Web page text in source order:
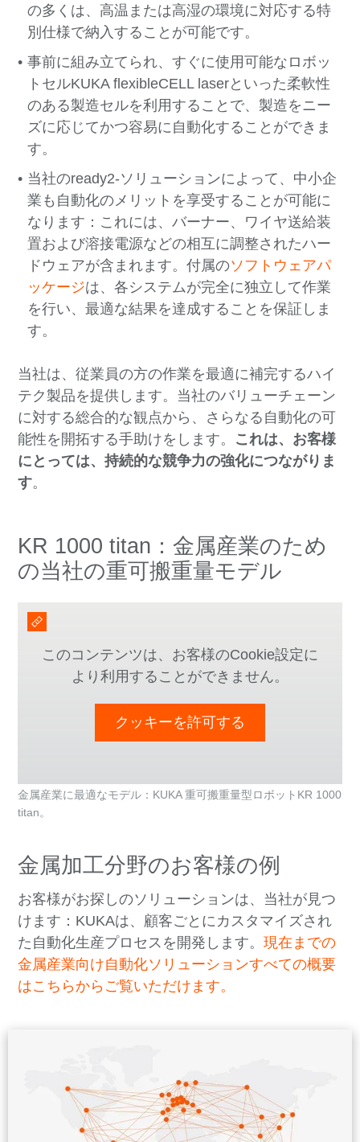
の多くは、高温または高湿の環境に対応する特
別仕様で納入することが可能です。
事前に組み立てられ、すぐに使用可能なロボッ
トセルKUKA flexibleCELL laserといった柔軟性
のある製造セルを利用することで、製造をニー
ズに応じてかつ容易に自動化することができま
す。
当社のready2-ソリューションによって、中小企
業も自動化のメリットを享受することが可能に
なります：これには、バーナー、ワイヤ送給装
置および溶接電源などの相互に調整されたハー
ドウェアが含まれます。付属のソフトウェアパ
ッケージは、各システムが完全に独立して作業
を行い、最適な結果を達成することを保証しま
す。
当社は、従業員の方の作業を最適に補完するハイ
テク製品を提供します。当社のバリューチェーン
に対する総合的な観点から、さらなる自動化の可
能性を開拓する手助けをします。 これは、お客様
にとっては、持続的な競争力の強化につながりま
す。
KR 1000 titan：金属産業のため
の当社の重可搬重量モデル
このコンテンツは、お客様のCookie設定に
より利用することができません。
クッキーを許可する
金属産業に最適なモデル：KUKA 重可搬重量型ロボットKR 1000
titan。
金属加工分野のお客様の例
お客様がお探しのソリューションは、当社が見つ
けます：KUKAは、顧客ごとにカスタマイズされ
た自動化生産プロセスを開発します。現在までの
金属産業向け自動化ソリューションすべての概要
はこちらからご覧いただけます。